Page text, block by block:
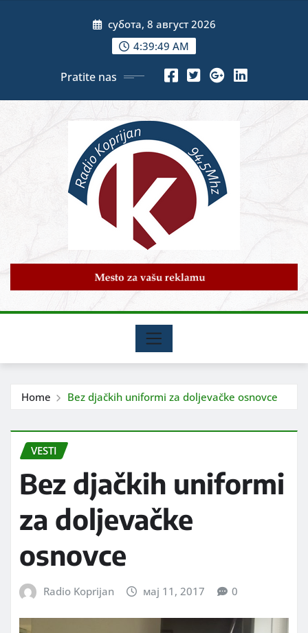
субота, 8 август 2026
4:39:51 AM
Pratite nas
Home Bez djačkih uniformi za doljevačke osnovce
VESTI
Bez djačkih uniformi
za doljevačke
osnovce
Radio Koprijan мај 11, 2017 0